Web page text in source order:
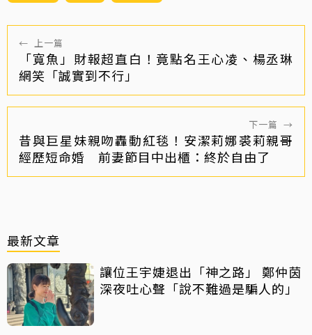
← 上一篇
「寬魚」財報超直白！竟點名王心凌、楊丞琳
網笑「誠實到不行」
下一篇 →
昔與巨星妹親吻轟動紅毯！安潔莉娜裘莉親哥
經歷短命婚 前妻節目中出櫃：終於自由了
最新文章
讓位王宇婕退出「神之路」 鄭仲茵
深夜吐心聲「說不難過是騙人的」